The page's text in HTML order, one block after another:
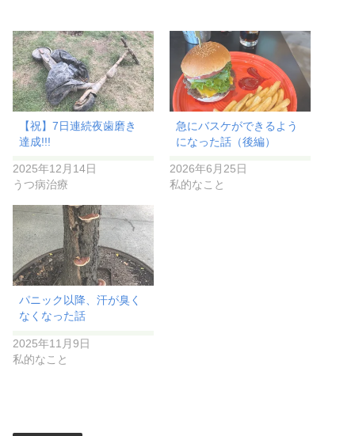
【祝】7日連続夜歯磨き
達成!!!
2025年12月14日
うつ病治療
急にバスケができるよう
になった話（後編）
2026年6月25日
私的なこと
パニック以降、汗が臭く
なくなった話
2025年11月9日
私的なこと